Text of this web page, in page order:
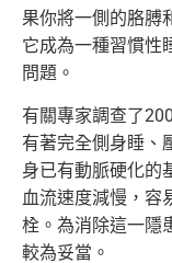
果你將一側的胳膊
它成為一種習慣性
問題。
有關專家調查了
有著完全側身睡、
身已有動脈硬化的
血流速度減慢，容
栓。為消除這一隱
較為妥當。